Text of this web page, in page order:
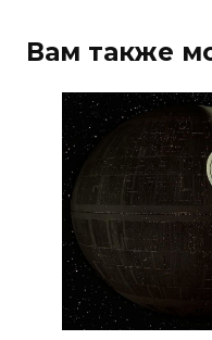
Вам также